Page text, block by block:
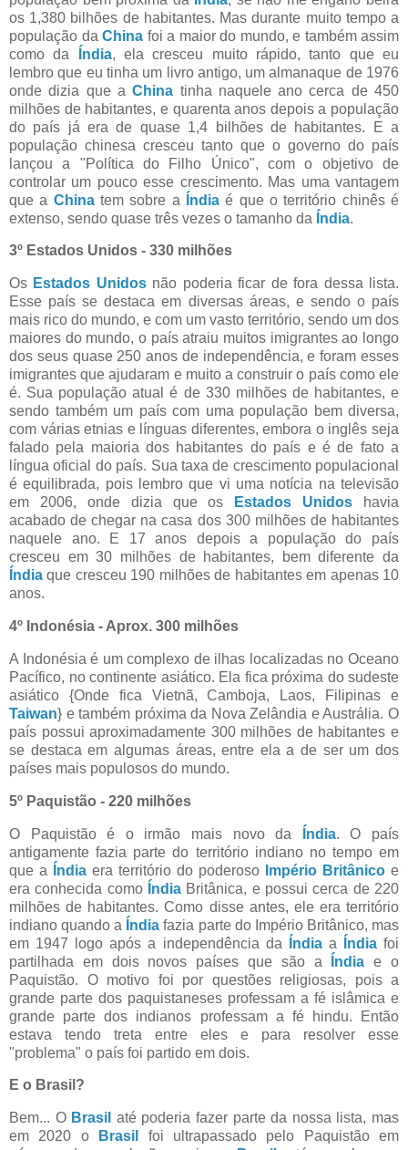
os 1,380 bilhões de habitantes. Mas durante muito tempo a
população da China foi a maior do mundo, e também assim
como da
Índia, ela cresceu muito rápido, tanto que eu
lembro que eu tinha um livro antigo, um almanaque de 1976
onde dizia que aChina tinha naquele ano cerca de 450
milhões de habitantes, e quarenta anos depois a população
do país já era de quase 1,4 bilhões de habitantes. E a
população chinesa cresceu tanto que o governo do país
lançou a "Política do Filho Único", com o objetivo de
controlar um pouco esse crescimento. Mas uma vantagem
que a Chinatem sobre a Índia é que o território chinês é
extenso, sendo quase três vezes o tamanho da Índia.
3º Estados Unidos - 330 milhões
Os Estados Unidosnão poderia ficar de fora dessa lista.
Esse país se destaca em diversas áreas, e sendo o país
mais rico do mundo, e com um vasto território, sendo um dos
maiores do mundo, o país atraiu muitos imigrantes ao longo
dos seus quase 250 anos de independência, e foram esses
imigrantes que ajudaram e muito a construir o país como ele
é. Sua população atual é de 330 milhões de habitantes, e
sendo também um país com uma população bem diversa,
com várias etnias e línguas diferentes, embora o inglês seja
falado pela maioria dos habitantes do país e é de fato a
língua oficial do país. Sua taxa de crescimento populacional
é equilibrada, pois lembro que vi uma notícia na televisão
em 2006, onde dizia que os
Estados Unidos havia
acabado de chegar na casa dos 300 milhões de habitantes
naquele ano. E 17 anos depois a população do país
cresceu em 30 milhões de habitantes, bem diferente da
Índia que cresceu 190 milhões de habitantes em apenas 10
anos.
4º Indonésia - Aprox. 300 milhões
A Indonésia é um complexo de ilhas localizadas no Oceano
Pacífico, no continente asiático. Ela fica próxima do sudeste
asiático {Onde fica Vietnã, Camboja, Laos, Filipinas e
Taiwan} e também próxima da Nova Zelândia e Austrália. O
país possui aproximadamente 300 milhões de habitantes e
se destaca em algumas áreas, entre ela a de ser um dos
países mais populosos do mundo.
5º Paquistão - 220 milhões
O Paquistão é o irmão mais novo da Índia. O país
antigamente fazia parte do território indiano no tempo em
que a
Índia era território do poderoso Império Britânico e
era conhecida como Índia Britânica, e possui cerca de 220
milhões de habitantes. Como disse antes, ele era território
indiano quando a Índia fazia parte do Império Britânico, mas
em 1947 logo após a independência da
Índiaa Índiafoi
partilhada em dois novos países que são a
Índia e o
Paquistão. O motivo foi por questões religiosas, pois a
grande parte dos paquistaneses professam a fé islâmica e
grande parte dos indianos professam a fé hindu. Então
estava tendo treta entre eles e para resolver esse
"problema" o país foi partido em dois.
E o Brasil?
Bem... O Brasil até poderia fazer parte da nossa lista, mas
em 2020 o
Brasil
foi ultrapassado pelo Paquistão em